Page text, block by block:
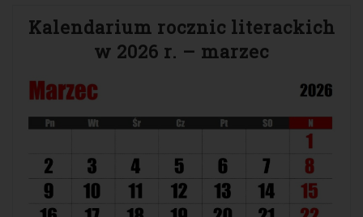
Kalendarium rocznic literackich
w 2026 r. – marzec